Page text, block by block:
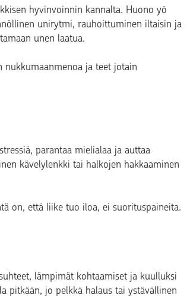
hyvinvoinnin kannalta. Huono yö
unirytmi, rauhoittuminen iltaisin ja
unen laatua.
nukkumaanmenoa ja teet jotain
parantaa mielialaa ja auttaa
kävelylenkki tai halkojen hakkaaminen
on, että liike tuo iloa, ei suorituspaineita.
lämpimät kohtaamiset ja kuulluksi
pitkään, jo pelkkä halaus tai ystävällinen